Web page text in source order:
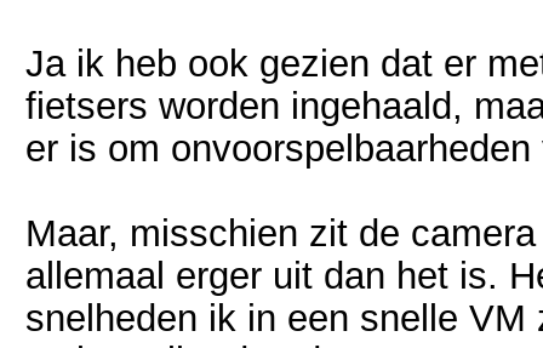
Ja ik heb ook gezien dat er
fietsers worden ingehaald,
er is om
Maar, misschien zit de
allemaal erger uit dan het is.
snelheden ik in een snelle